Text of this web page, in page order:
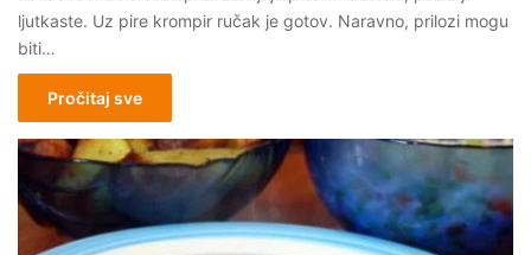
ljutkaste. Uz pire krompir ručak je gotov. Naravno, prilozi mogu
biti…
Pročitaj sve